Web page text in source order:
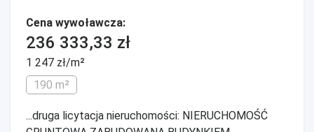
Cena wywoławcza:
236 333,33 zł
1 247 zł/m²
190 m²
...druga licytacja nieruchomości: NIERUCHOMOŚĆ